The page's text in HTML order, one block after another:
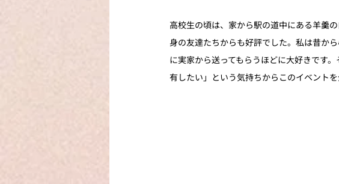
高校生の頃は、家から駅の道中にある羊羹
身の友達たちからも好評でした。私は昔か
に実家から送ってもらうほどに大好きです
有したい」という気持ちからこのイベントを